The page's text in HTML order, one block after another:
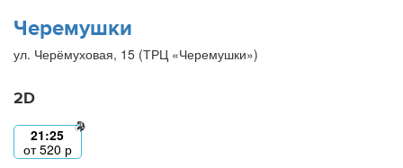
Черемушки
ул. Черёмуховая, 15 (ТРЦ «Черемушки»)
2D
21:25
от520 р